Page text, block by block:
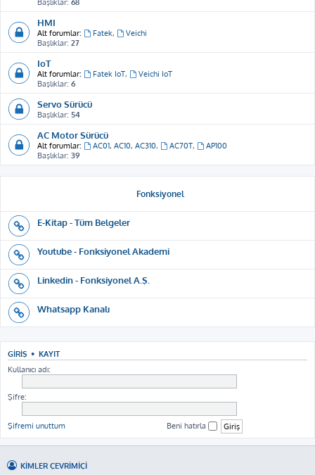
Başlıklar: 68
HMI
Alt forumlar: Fatek,
Veichi
Başlıklar: 27
IoT
Alt forumlar: Fatek IoT,
Veichi IoT
Başlıklar: 6
Servo Sürücü
Başlıklar: 54
AC Motor Sürücü
Alt forumlar: AC01, AC10, AC310, AC70T,
AP100
Başlıklar: 39
Fonksiyonel
E-Kitap - Tüm Belgeler
Youtube - Fonksiyonel Akademi
Linkedin - Fonksiyonel A.Ş.
Whatsapp Kanalı
GIRIŞ • KAYIT
Kullanıcı adı:
Şifre:
Şifremi unuttum Beni hatırla
KIMLER ÇEVRIMIÇI